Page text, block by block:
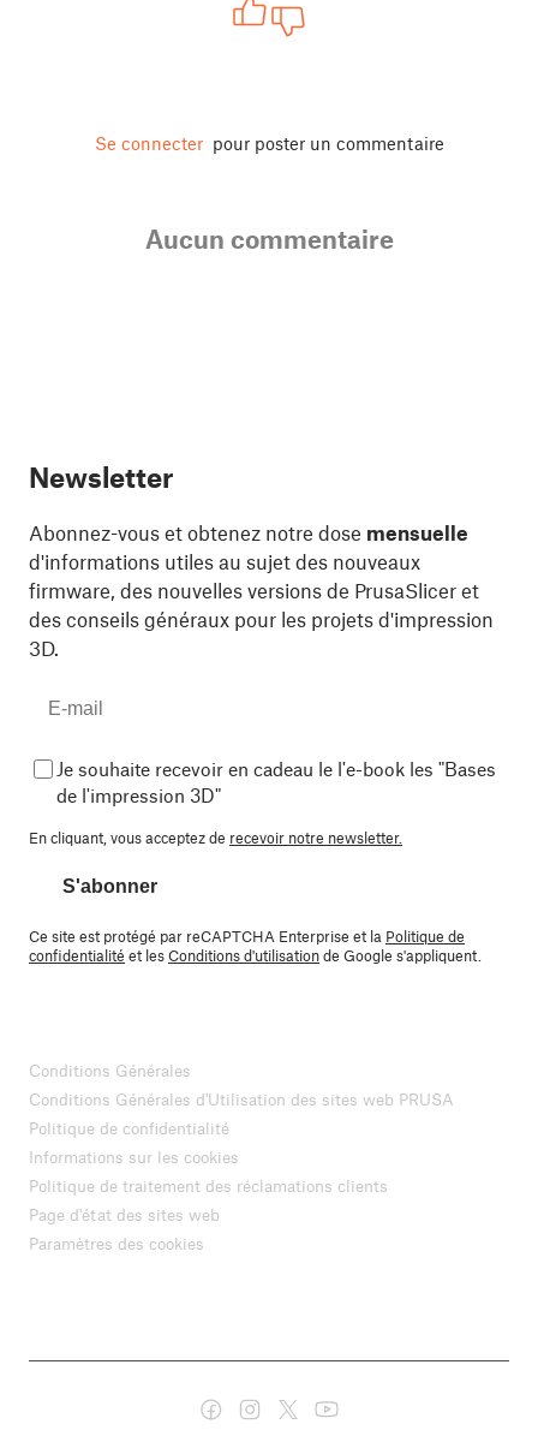
Se connecter pour poster un commentaire
Aucun commentaire
Newsletter
Abonnez-vous et obtenez notre dose mensuelle
d'informations utiles au sujet des nouveaux
firmware, des nouvelles versions de PrusaSlicer et
des conseils généraux pour les projets d'impression
3D.
Je souhaite recevoir en cadeau le l'e-book les "Bases
de l'impression 3D"
En cliquant, vous acceptez de recevoir notre newsletter.
S'abonner
Ce site est protégé par reCAPTCHA Enterprise et la Politique de
confidentialité et lesConditions d'utilisationde Google s'appliquent.
Conditions Générales
Conditions Générales d'Utilisation des sites web PRUSA
Politique de confidentialité
Informations sur les cookies
Politique de traitement des réclamations clients
Page d'état des sites web
Paramètres des cookies